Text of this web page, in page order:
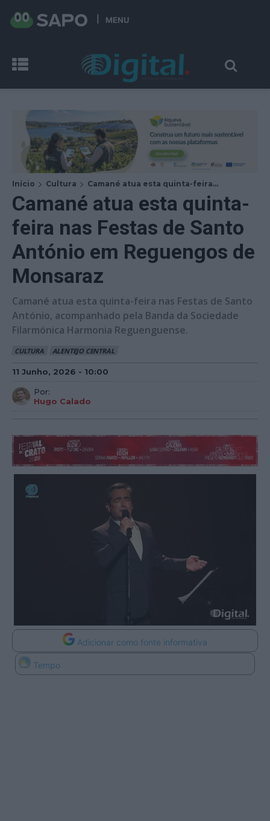
MENU
Início Cultura Camané atua esta quinta-feira...
Camané atua esta quinta-
feira nas Festas de Santo
António em Reguengos de
Monsaraz
Camané atua esta quinta-feira nas Festas de Santo
António, acompanhado pela Banda da Sociedade
Filarmónica Harmonia Reguenguense.
CULTURA ALENTEJO CENTRAL
11 Junho, 2026 - 10:00
Por:
Hugo Calado
Adicionar como fonte informativa
Tempo